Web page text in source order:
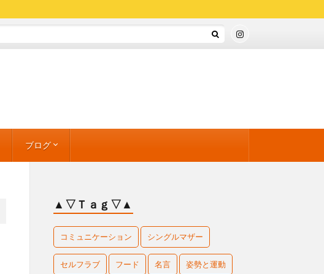
ブログ
▲▽Ｔａｇ▽▲
コミュニケーション シングルマザー
セルフラブ フード 名言 姿勢と運動